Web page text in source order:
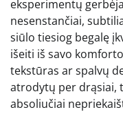
eksperimentų
nesenstančiai,
siūlo tiesiog begalę
išeiti iš savo
tekstūras ar spalvų
atrodytų per drąsiai,
absoliučiai